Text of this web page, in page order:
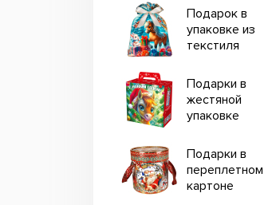
Подарок в
упаковке из
текстиля
Подарки в
жестяной
упаковке
Подарки в
переплетном
картоне